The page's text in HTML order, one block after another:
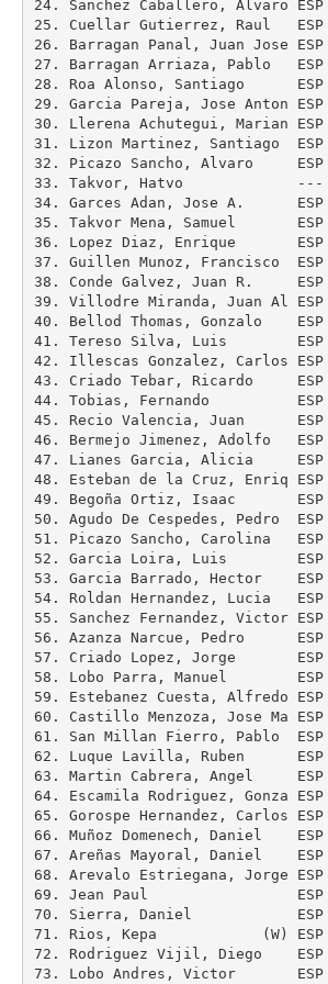
24. Sanchez Caballero, Alvaro
25. Cuellar Gutierrez, Raul
26. Barragan Panal, Juan Jose
27. Barragan Arriaza, Pablo
28. Roa Alonso, Santiago
29. Garcia Pareja, Jose Anton
30. Llerena Achutegui, Marian
31. Lizon Martinez, Santiago
32. Picazo Sancho, Alvaro
33. Takvor, Hatvo
34. Garces Adan, Jose A.
35. Takvor Mena, Samuel
36. Lopez Diaz, Enrique
37. Guillen Munoz, Francisco
38. Conde Galvez, Juan R.
39. Villodre Miranda, Juan Al
40. Bellod Thomas, Gonzalo
41. Tereso Silva, Luis
42. Illescas Gonzalez, Carlos
43. Criado Tebar, Ricardo
44. Tobias, Fernando
45. Recio Valencia, Juan
46. Bermejo Jimenez, Adolfo
47. Lianes Garcia, Alicia
48. Esteban de la Cruz, Enriq
49. Begoña Ortiz, Isaac
50. Agudo De Cespedes, Pedro
51. Picazo Sancho, Carolina
52. Garcia Loira, Luis
53. Garcia Barrado, Hector
54. Roldan Hernandez, Lucia
55. Sanchez Fernandez, Victor
56. Azanza Narcue, Pedro
57. Criado Lopez, Jorge
58. Lobo Parra, Manuel
59. Estebanez Cuesta, Alfredo
60. Castillo Menzoza, Jose Ma
61. San Millan Fierro, Pablo
62. Luque Lavilla, Ruben
63. Martin Cabrera, Angel
64. Escamila Rodriguez, Gonza
65. Gorospe Hernandez, Carlos
66. Muñoz Domenech, Daniel
67. Areñas Mayoral, Daniel
68. Arevalo Estriegana, Jorge
69. Jean Paul
70. Sierra, Daniel
71. Rios, Kepa            (W)
72. Rodriguez Vijil, Diego
73. Lobo Andres, Victor